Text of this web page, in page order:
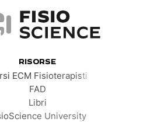
FisioScience
RISORSE
ECM Fisioterapisti
FAD
Libri
University